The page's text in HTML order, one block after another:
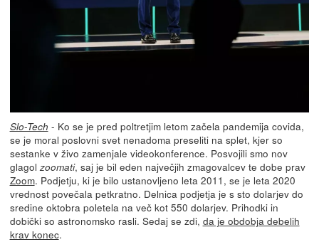
Slo-Tech - Ko se je pred poltretjim letom začela pandemija covida,
se je moral poslovni svet nenadoma preseliti na splet, kjer so
sestanke v živo zamenjale videokonference. Posvojili smo nov
glagol zoomati, saj je bil eden največjih zmagovalcev te dobe prav
Zoom. Podjetju, ki je bilo ustanovljeno leta 2011, se je leta 2020
vrednost povečala petkratno. Delnica podjetja je s sto dolarjev do
sredine oktobra poletela na več kot 550 dolarjev. Prihodki in
dobički so astronomsko rasli. Sedaj se zdi, da je obdobja debelih
krav konec.